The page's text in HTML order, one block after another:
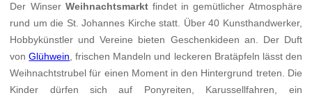
Der Winser Weihnachtsmarktfindet in gemütlicher Atmosphäre
rund um die St. Johannes Kirche statt. Über 40 Kunsthandwerker,
Hobbykünstler und Vereine bieten Geschenkideen an. Der Duft
vonGlühwein, frischen Mandeln und leckeren Bratäpfeln lässt den
Weihnachtstrubel für einen Moment in den Hintergrund treten. Die
Kinder dürfen sich auf Ponyreiten, Karussellfahren, ein